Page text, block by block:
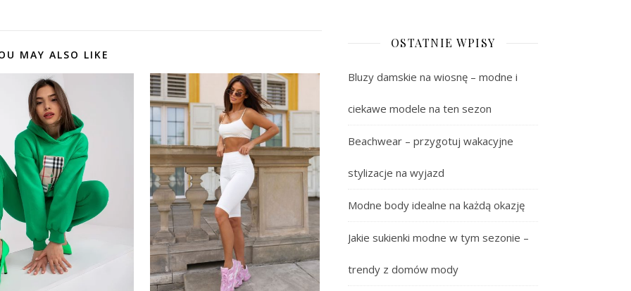
MAY ALSO LIKE
OSTATNIE WPISY
Bluzy damskie na wiosnę – modne i
ciekawe modele na ten sezon
Beachwear – przygotuj wakacyjne
stylizacje na wyjazd
Modne body idealne na każdą okazję
Jakie sukienki modne w tym sezonie –
trendy z domów mody